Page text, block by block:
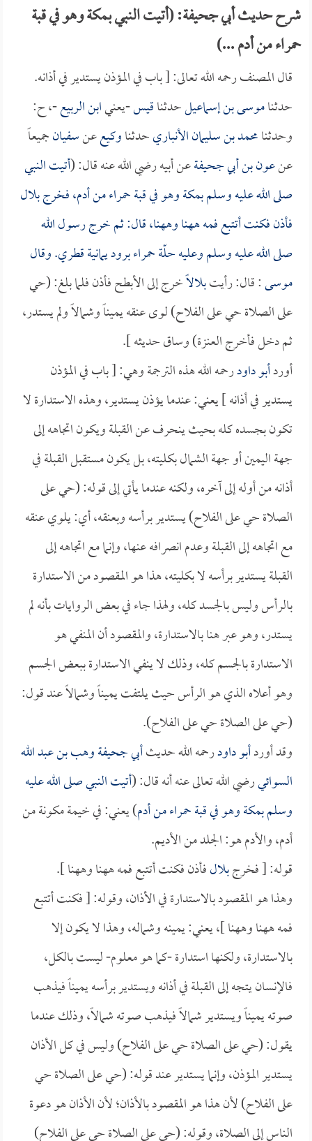
شرح حديث أبي جحيفة: (أتيت النبي بمكة وهو في قبة
حمراء من أدم ...)
قال المصنف رحمه الله تعالى: [ باب في المؤذن يستدير في أذانه.
حدثناموسى بن إسماعيلحدثناقيس-يعنيابن الربيع-، ح:
وحدثنامحمد بن سليمان الأنباريحدثناوكيععنسفيانجميعاً
عنعون بن أبي جحيفةعن أبيه رضي الله عنه قال: (أتيت النبي
صلى الله عليه وسلم بمكة وهو في قبة حمراء من أدم، فخرجبلال
فأذن فكنت أتتبع فمه ههنا وههنا، قال: ثم خرج رسول الله
صلى الله عليه وسلم وعليه حلّة حمراء برود يمانية قطري. وقال
موسى: قال: رأيتبلالاًخرج إلى الأبطح فأذن فلما بلغ: (حي
على الصلاة حي على الفلاح) لوى عنقه يميناً وشمالاً ولم يستدر،
ثم دخل فأخرج العنزة) وساق حديثه ].
أوردأبو داودرحمه الله هذه الترجمة وهي: [ باب في المؤذن
يستدير في أذانه ] يعني: عندما يؤذن يستدير، وهذه الاستدارة لا
تكون بجسده كله بحيث ينحرف عن القبلة ويكون اتجاهه إلى
جهة اليمين أو جهة الشمال بكليته، بل يكون مستقبل القبلة في
أذانه من أوله إلى آخره، ولكنه عندما يأتي إلى قوله: (حي على
الصلاة حي على الفلاح) يستدير برأسه وبعنقه، أي: يلوي عنقه
مع اتجاهه إلى القبلة وعدم انصرافه عنها، وإنما مع اتجاهه إلى
القبلة يستدير برأسه لا بكليته، هذا هو المقصود من الاستدارة
بالرأس وليس بالجسد كله، ولهذا جاء في بعض الروايات بأنه لم
يستدر، وهو عبر هنا بالاستدارة، والمقصود أن المنفي هو
الاستدارة بالجسم كله، وذلك لا ينفي الاستدارة ببعض الجسم
وهو أعلاه الذي هو الرأس حيث يلتفت يميناً وشمالاً عند قول:
(حي على الصلاة حي على الفلاح).
وقد أوردأبو داودرحمه الله حديثأبي جحيفة وهب بن عبد الله
السوائيرضي الله تعالى عنه أنه قال: (أتيت النبي صلى الله عليه
وسلم بمكة وهو في قبة حمراء من أدم) يعني: في خيمة مكونة من
أدم، والأدم هو: الجلد من الأديم.
قوله: [ فخرجبلالفأذن فكنت أتتبع فمه ههنا وههنا ].
وهذا هو المقصود بالاستدارة في الأذان، وقوله: [ فكنت أتتبع
فمه ههنا وههنا ]، يعني: يمينه وشماله، وهذا لا يكون إلا
بالاستدارة، ولكنها استدارة -كما هو معلوم- ليست بالكل،
فالإنسان يتجه إلى القبلة في أذانه ويستدير برأسه يميناً فيذهب
صوته يميناً ويستدير شمالاً فيذهب صوته شمالاً، وذلك عندما
يقول: (حي على الصلاة حي على الفلاح) وليس في كل الأذان
يستدير المؤذن، وإنما يستدير عند قوله: (حي على الصلاة حي
على الفلاح) لأن هذا هو المقصود بالأذان؛ لأن الأذان هو دعوة
الناس إلى الصلاة، وقوله: (حي على الصلاة حي على الفلاح)